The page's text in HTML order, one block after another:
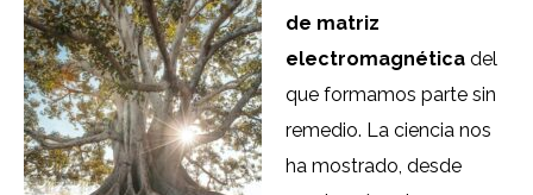
de matriz
electromagnética del
que formamos parte sin
remedio. La ciencia nos
ha mostrado, desde